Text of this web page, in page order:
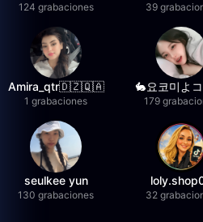
124 grabaciones 39
Amira_qtr🇩🇿🇶🇦
1 grabaciones
🐇요코미よ
179
seulkee yun
130 grabaciones 32